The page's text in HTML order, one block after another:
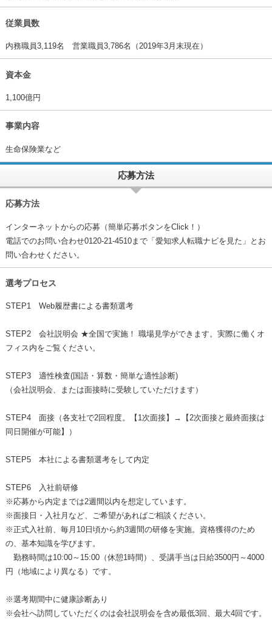
従業員数
内務職員3,119名 営業職員3,786名（2019年3月末現在）
資本金
1,100億円
事業内容
生命保険業など
応募方法
応募方法
インターネットからの応募（簡単応募ボタンをClick！）
電話でのお問い合わせ0120-21-4510まで「愛知求人転職ナビを見た」とお
問い合わせください。
選考プロセス
STEP1 Web履歴書による書類選考
STEP2 会社説明会 ★全国で実施！ 職場見学ができます。実際に働くオ
フィス内をご覧ください。
STEP3 適性検査(国語・算数・簡単な適性診断)
（会社説明会、または面接時に受験していただけます）
STEP4 面接（各支社で2回程度。【1次面接】→【2次面接と最終面接は
同日開催が可能】）
STEP5 本社による書類選考をして内定
STEP6 入社前研修
※応募から内定までは2週間以内を想定しています。
※面接日・入社月など、ご希望があればご相談ください。
※正式入社前、毎月10日頃から約3週間の研修を実施。資格獲得のため
の、基本知識を学びます。
勤務時間は10:00～15:00（休憩1時間）、受講手当は日給3500円～4000
円（地域により異なる）です。
※選考期間中に健康診断あり
※会社へ訪問していただくのは会社説明会を含め最低3回、最大4回です。